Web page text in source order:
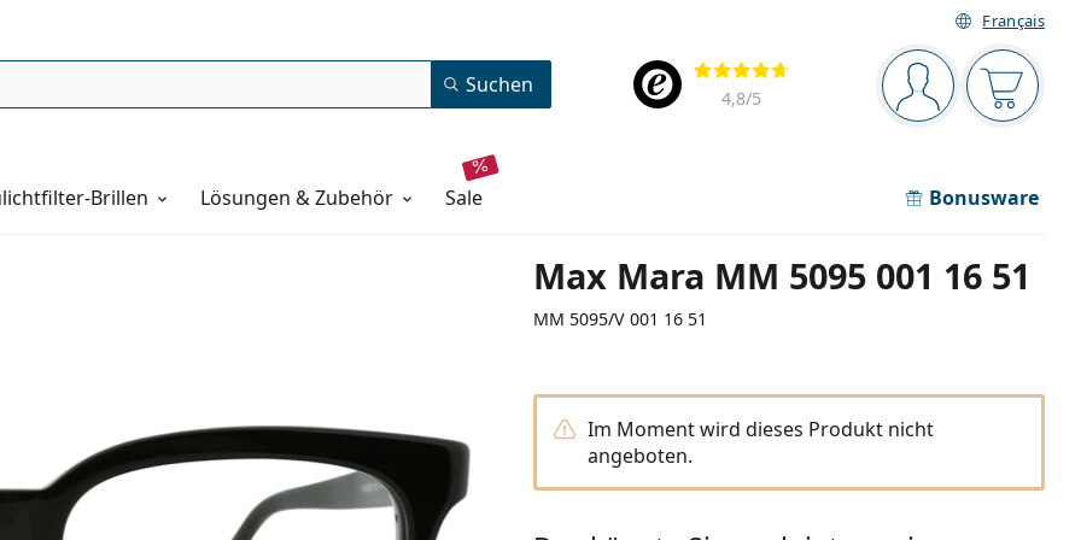
Français
Navigationsleiste
Sie sind Der
Bewertung
4,8/5
Suchen
Brillen Lösungen & Zubehör sale Bonusware
Max Mara MM 5095 001 16 51
MM 5095/V 001 16 51
Im Moment wird dieses Produkt nicht
angeboten.